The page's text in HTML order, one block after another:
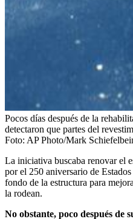
Pocos días después de la
detectaron que partes del
Foto: AP Photo/Mark
La iniciativa buscaba renovar el
por el 250 aniversario de
fondo de la estructura para
la rodean.
No obstante, poco después de